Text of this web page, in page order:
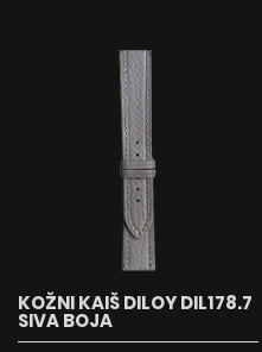
KOŽNI KAIŠ DILOY DIL178.7
SIVA BOJA